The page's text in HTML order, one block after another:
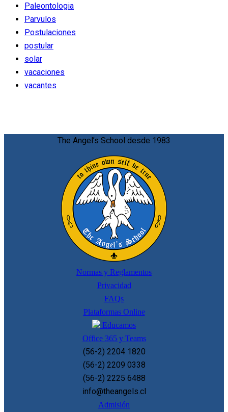
Paleontologia
Parvulos
Postulaciones
postular
solar
vacaciones
vacantes
The Angel’s School desde 1983
Normas y Reglamentos
Privacidad
FAQs
Plataformas Online
Educamos
Office 365 y Teams
(56-2) 2204 1820
(56-2) 2209 0338
(56-2) 2225 6488
info@theangels.cl
Admisión